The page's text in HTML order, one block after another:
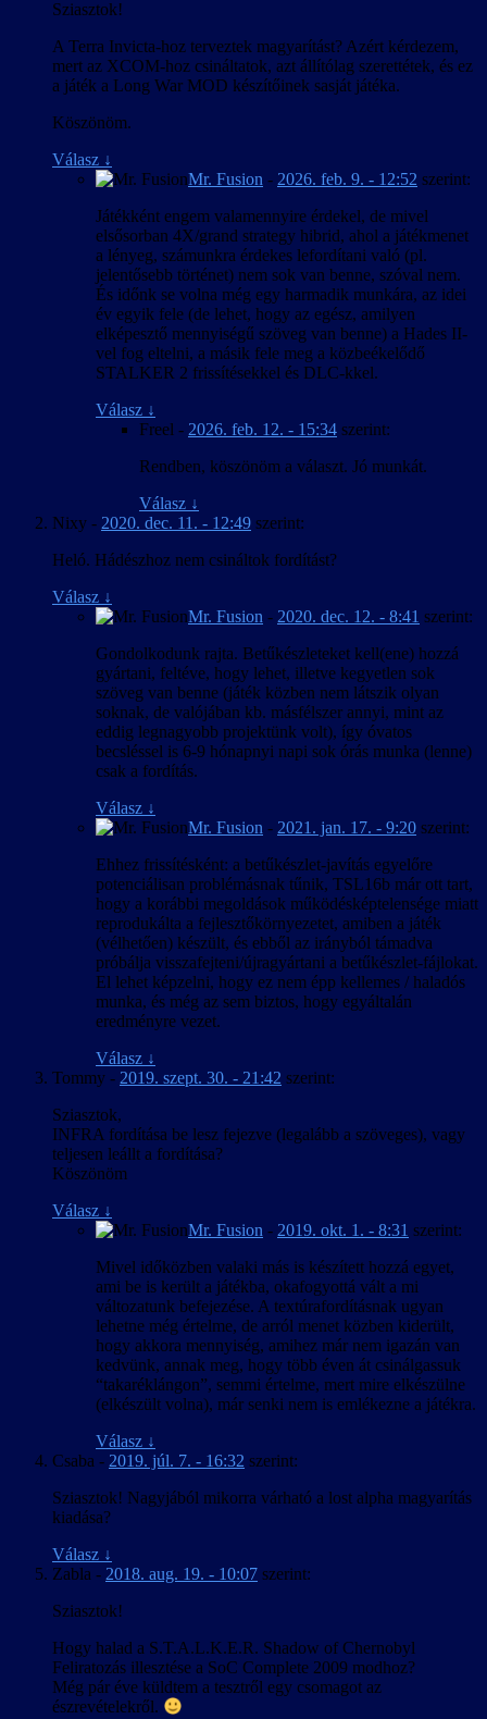
Sziasztok!
A Terra Invicta-hoz terveztek magyarítást? Azért kérdezem,
mert az XCOM-hoz csináltatok, azt állítólag szerettétek, és ez
a játék a Long War MOD készítőinek sasját játéka.
Köszönöm.
Válasz ↓
Mr. Fusion - 2026. feb. 9. - 12:52 szerint:
Játékként engem valamennyire érdekel, de mivel
elsősorban 4X/grand strategy hibrid, ahol a játékmenet
a lényeg, számunkra érdekes lefordítani való (pl.
jelentősebb történet) nem sok van benne, szóval nem.
És időnk se volna még egy harmadik munkára, az idei
év egyik fele (de lehet, hogy az egész, amilyen
elképesztő mennyiségű szöveg van benne) a Hades II-
vel fog eltelni, a másik fele meg a közbeékelődő
STALKER 2 frissítésekkel és DLC-kkel.
Válasz ↓
Freel - 2026. feb. 12. - 15:34 szerint:
Rendben, köszönöm a választ. Jó munkát.
Válasz ↓
Nixy - 2020. dec. 11. - 12:49 szerint:
Heló. Hádészhoz nem csináltok fordítást?
Válasz ↓
Mr. Fusion - 2020. dec. 12. - 8:41 szerint:
Gondolkodunk rajta. Betűkészleteket kell(ene) hozzá
gyártani, feltéve, hogy lehet, illetve kegyetlen sok
szöveg van benne (játék közben nem látszik olyan
soknak, de valójában kb. másfélszer annyi, mint az
eddig legnagyobb projektünk volt), így óvatos
becsléssel is 6-9 hónapnyi napi sok órás munka (lenne)
csak a fordítás.
Válasz ↓
Mr. Fusion - 2021. jan. 17. - 9:20 szerint:
Ehhez frissítésként: a betűkészlet-javítás egyelőre
potenciálisan problémásnak tűnik, TSL16b már ott tart,
hogy a korábbi megoldások működésképtelensége miatt
reprodukálta a fejlesztőkörnyezetet, amiben a játék
(vélhetően) készült, és ebből az irányból támadva
próbálja visszafejteni/újragyártani a betűkészlet-fájlokat.
El lehet képzelni, hogy ez nem épp kellemes / haladós
munka, és még az sem biztos, hogy egyáltalán
eredményre vezet.
Válasz ↓
Tommy - 2019. szept. 30. - 21:42 szerint:
Sziasztok,
INFRA fordítása be lesz fejezve (legalább a szöveges), vagy
teljesen leállt a fordítása?
Köszönöm
Válasz ↓
Mr. Fusion - 2019. okt. 1. - 8:31 szerint:
Mivel időközben valaki más is készített hozzá egyet,
ami be is került a játékba, okafogyottá vált a mi
változatunk befejezése. A textúrafordításnak ugyan
lehetne még értelme, de arról menet közben kiderült,
hogy akkora mennyiség, amihez már nem igazán van
kedvünk, annak meg, hogy több éven át csinálgassuk
“takaréklángon”, semmi értelme, mert mire elkészülne
(elkészült volna), már senki nem is emlékezne a játékra.
Válasz ↓
Csaba - 2019. júl. 7. - 16:32 szerint:
Sziasztok! Nagyjából mikorra várható a lost alpha magyarítás
kiadása?
Válasz ↓
Zabla - 2018. aug. 19. - 10:07 szerint:
Sziasztok!
Hogy halad a S.T.A.L.K.E.R. Shadow of Chernobyl
Feliratozás illesztése a SoC Complete 2009 modhoz?
Még pár éve küldtem a tesztről egy csomagot az
észrevételekről.